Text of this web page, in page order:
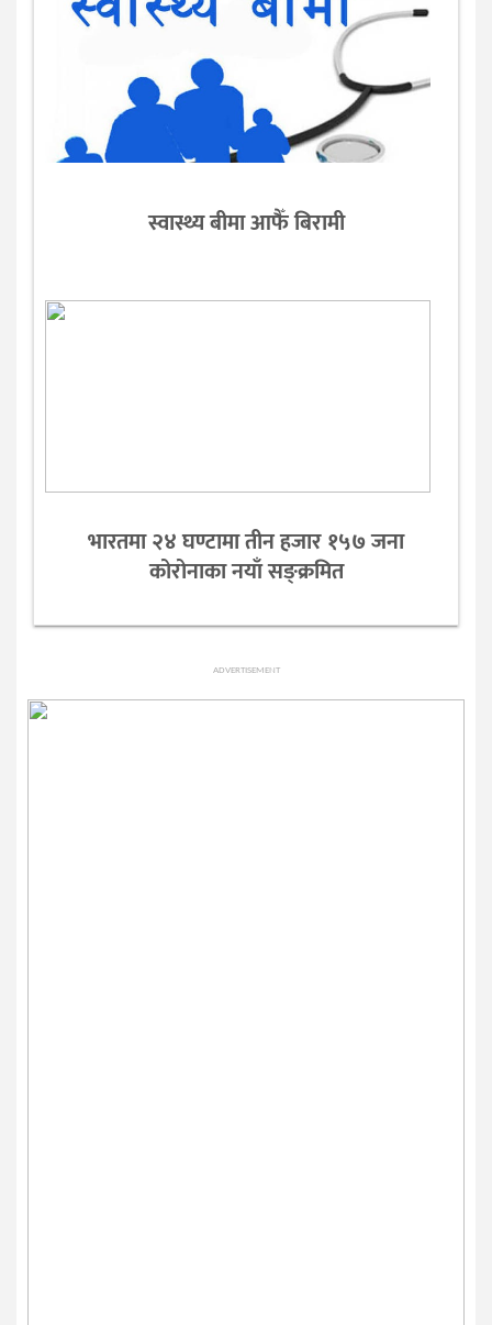
स्वास्थ्य बीमा आफैँ बिरामी
भारतमा २४ घण्टामा तीन हजार १५७ जना
कोरोनाका नयाँ सङ्क्रमित
ADVERTISEMENT